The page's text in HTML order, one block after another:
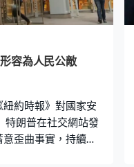
容為人民公敵
紐約時報》對國家安
特朗普在社交網站發
歪曲事實，持續發